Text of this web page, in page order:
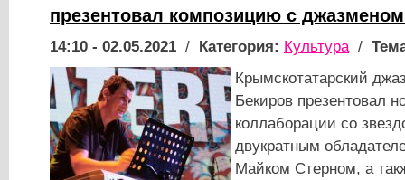
презентовал композицию с
14:10 - 02.05.2021 / Категория: Культура/
Крымскотатарский
Бекиров презентовал
коллаборации со
двукратным
Майком Стерном, а